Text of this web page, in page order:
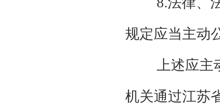
规定应当主动
上述应
机关通过江苏